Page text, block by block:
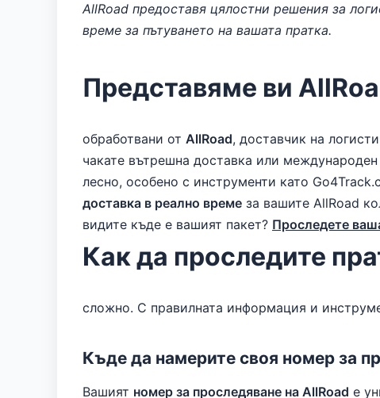
AllRoad предоставя цялостни решения за
време за пътуването на вашата пратка.
Представяме ви
обработвани от AllRoad, доставчик на
чакате вътрешна доставка или
лесно, особено с инструменти като
доставка в реално време за вашите AllRoad
видите къде е вашият пакет? Проследете
Как да проследите
сложно. С правилната информация и
Къде да намерите своя номер за
Вашият номер за проследяване на AllRoad е